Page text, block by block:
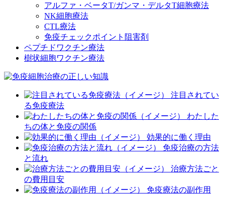
アルファ・ベータT/ガンマ・デルタT細胞療法
NK細胞療法
CTL療法
免疫チェックポイント阻害剤
ペプチドワクチン療法
樹状細胞ワクチン療法
注目されてい
る免疫療法
わたした
ちの体と免疫の関係
効果的に働く理由
免疫治療の方法
と流れ
治療方法ごと
の費用目安
免疫療法の副作用